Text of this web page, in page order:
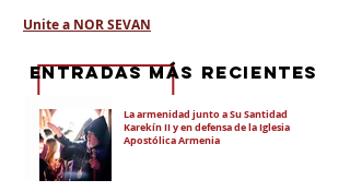
Unite a NOR SEVAN
La armenidad junto a Su Santidad
Karekín II y en defensa de la Iglesia
Apostólica Armenia
eNTRADAS MÁS RECIENTES